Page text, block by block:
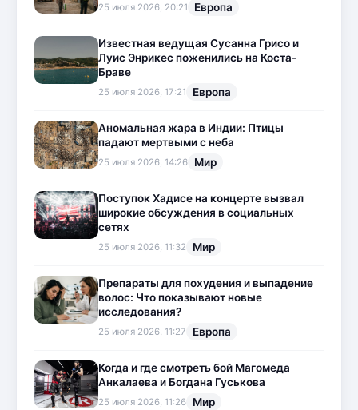
25 июля 2026, 20:21 Европа
Известная ведущая Сусанна Грисо и
Луис Энрикес поженились на Коста-
Браве
25 июля 2026, 17:21 Европа
Аномальная жара в Индии: Птицы
падают мертвыми с неба
25 июля 2026, 14:26 Мир
Поступок Хадисе на концерте вызвал
широкие обсуждения в социальных
сетях
25 июля 2026, 11:32 Мир
Препараты для похудения и выпадение
волос: Что показывают новые
исследования?
25 июля 2026, 11:27 Европа
Когда и где смотреть бой Магомеда
Анкалаева и Богдана Гуськова
25 июля 2026, 11:26 Мир